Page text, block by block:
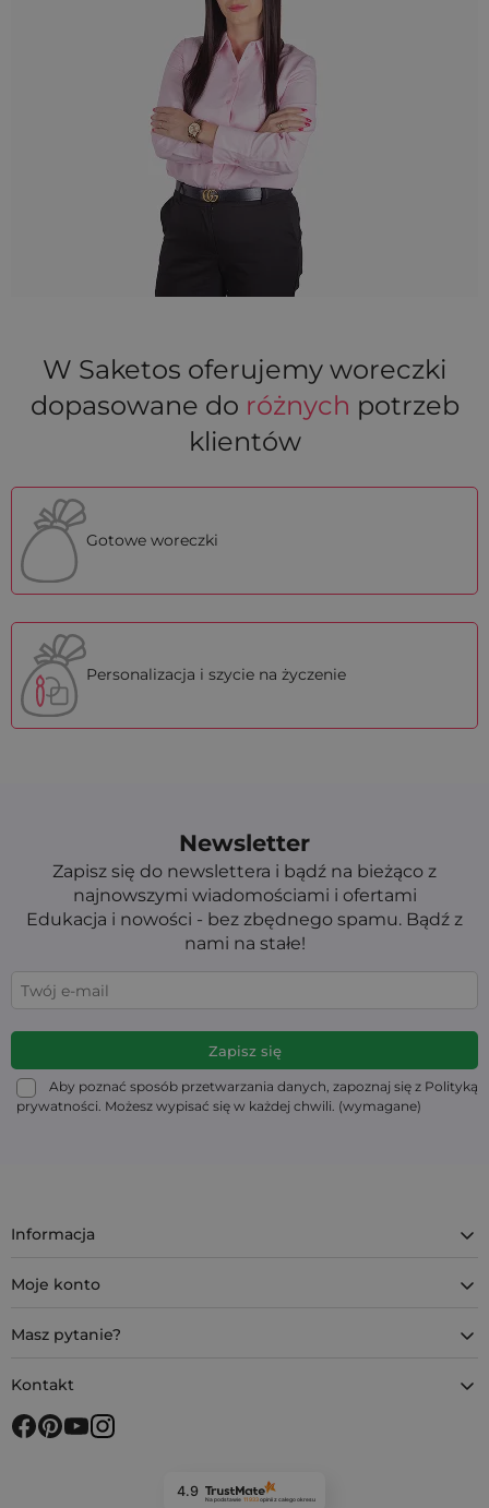
W Saketos oferujemy woreczki
dopasowane do różnych potrzeb
klientów
Gotowe woreczki
Personalizacja i szycie na życzenie
Newsletter
Zapisz się do newslettera i bądź na bieżąco z
najnowszymi wiadomościami i ofertami
Edukacja i nowości - bez zbędnego spamu. Bądź z
nami na stałe!
Aby poznać sposób przetwarzania danych, zapoznaj się z Polityką
prywatności. Możesz wypisać się w każdej chwili. (wymagane)
Informacja
Moje konto
Masz pytanie?
Kontakt
4.9
Na podstawie 11 933opiniiz całego okresu